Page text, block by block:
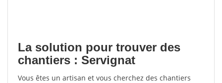
La solution pour trouver des
chantiers : Servignat
Vous êtes un artisan et vous cherchez des chantiers